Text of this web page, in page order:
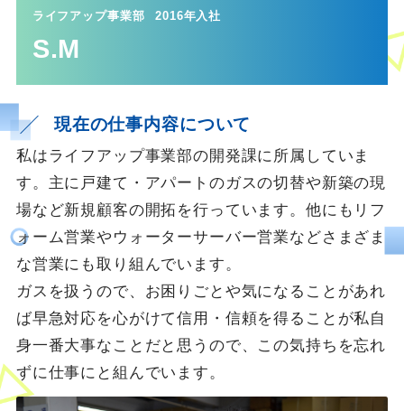
ライフアップ事業部 2016年入社
S.M
現在の仕事内容について
私はライフアップ事業部の開発課に所属していま
す。主に戸建て・アパートのガスの切替や新築の現
場など新規顧客の開拓を行っています。他にもリフ
ォーム営業やウォーターサーバー営業などさまざま
な営業にも取り組んでいます。
ガスを扱うので、お困りごとや気になることがあれ
ば早急対応を心がけて信用・信頼を得ることが私自
身一番大事なことだと思うので、この気持ちを忘れ
ずに仕事にと組んでいます。